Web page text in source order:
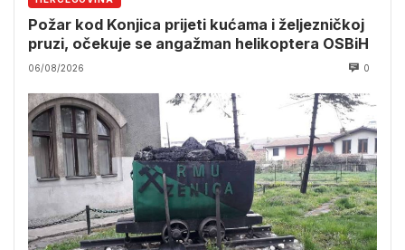
Požar kod Konjica prijeti kućama i željezničkoj
pruzi, očekuje se angažman helikoptera OSBiH
06/08/2026 0